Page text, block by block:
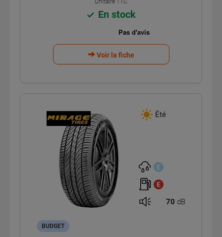
En stock
Voir la fiche
Été
E
E
70 dB
BUDGET